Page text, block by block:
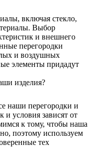
включая стекло,
Выбор
и внешнего
перегородки
и воздушных
элементы придадут
изделия?
наши перегородки и
условия зависят от
к тому, чтобы наша
поэтому используем
тех